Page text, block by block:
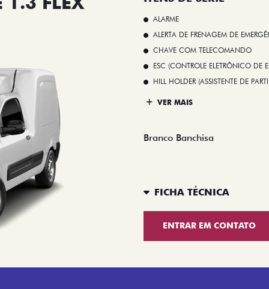
ALARME
ALERTA DE FRENAGEM DE
CHAVE COM TELECOMANDO
ESC (CONTROLE ELETRÔNICO DE
HILL HOLDER (ASSISTENTE DE
VER MAIS
Branco Banchisa
FICHA TÉCNICA
ENTRAR EM CONTATO